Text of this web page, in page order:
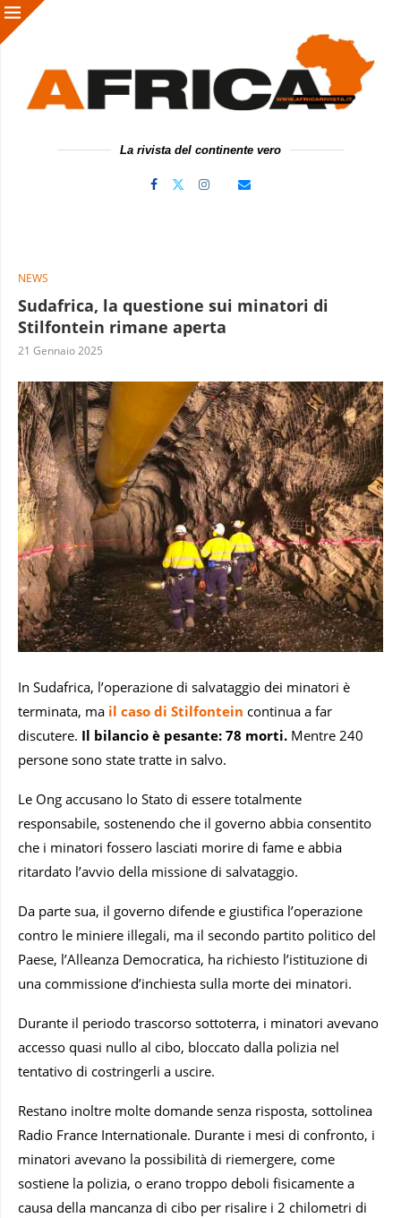
La rivista del continente vero
NEWS
Sudafrica, la questione sui minatori di
Stilfontein rimane aperta
21 Gennaio 2025
In Sudafrica, l’operazione di salvataggio dei minatori è
terminata, ma il caso di Stilfontein continua a far
discutere. Il bilancio è pesante: 78 morti. Mentre 240
persone sono state tratte in salvo.
Le Ong accusano lo Stato di essere totalmente
responsabile, sostenendo che il governo abbia consentito
che i minatori fossero lasciati morire di fame e abbia
ritardato l’avvio della missione di salvataggio.
Da parte sua, il governo difende e giustifica l’operazione
contro le miniere illegali, ma il secondo partito politico del
Paese, l’Alleanza Democratica, ha richiesto l’istituzione di
una commissione d’inchiesta sulla morte dei minatori.
Durante il periodo trascorso sottoterra, i minatori avevano
accesso quasi nullo al cibo, bloccato dalla polizia nel
tentativo di costringerli a uscire.
Restano inoltre molte domande senza risposta, sottolinea
Radio France Internationale. Durante i mesi di confronto, i
minatori avevano la possibilità di riemergere, come
sostiene la polizia, o erano troppo deboli fisicamente a
causa della mancanza di cibo per risalire i 2 chilometri di